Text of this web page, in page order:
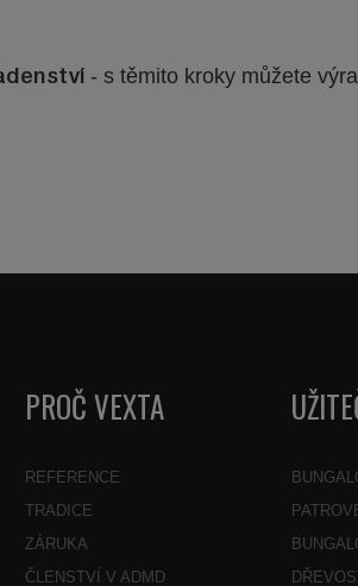
- s těmito kroky můžete
PROČ VEXTA
REFERENCE
TRADICE
ZÁRUKA
ČLENSTVÍ V ADMD